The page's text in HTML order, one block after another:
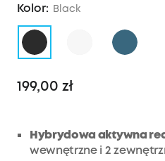
Kolor: Black
199,00 zł
Hybrydowa aktywna
wewnętrzne i 2